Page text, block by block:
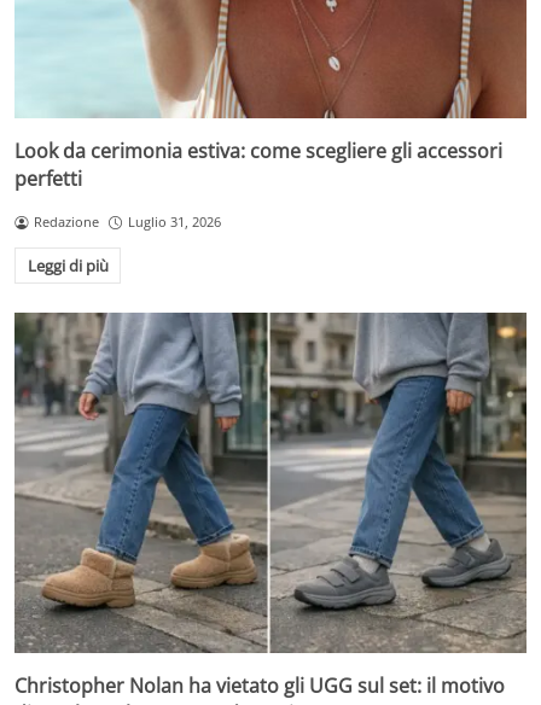
Look da cerimonia estiva: come scegliere gli accessori
perfetti
Redazione Luglio 31, 2026
Leggi di più
Christopher Nolan ha vietato gli UGG sul set: il motivo